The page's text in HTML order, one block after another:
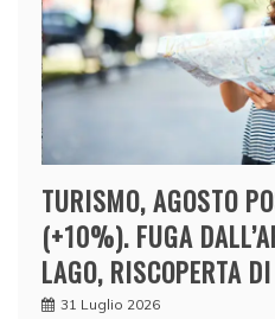
TURISMO, AGOSTO
(+10%). FUGA
LAGO, RISCOPERTA
31 Luglio 2026